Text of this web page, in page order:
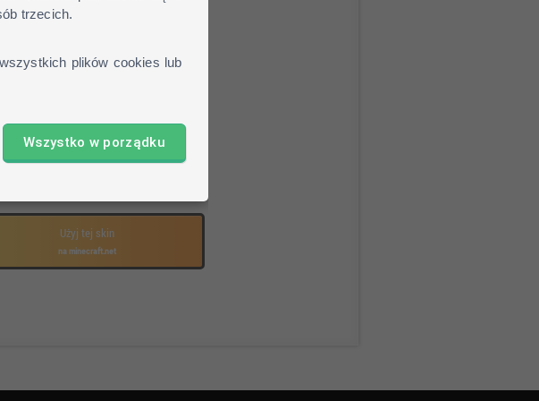
trzecich.
plików cookies lub
Wszystko w porządku
Kliknij"review"i wybierz pobraną skin
Pobierz skin
Użyj tej skin
na minecraft.net